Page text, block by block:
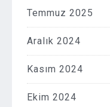
Temmuz 2025
Aralık 2024
Kasım 2024
Ekim 2024